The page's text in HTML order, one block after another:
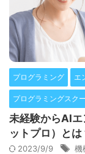
プログラミング エ
プログラミングスク
未経験からAI
ットプロ）とは
2023/9/9 機